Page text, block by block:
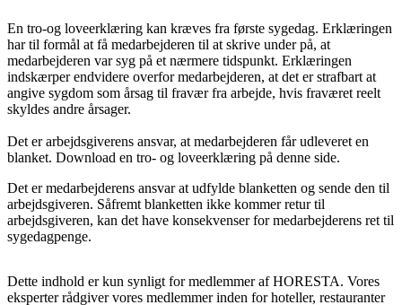
En tro-og loveerklæring kan kræves fra første sygedag. Erklæringen
har til formål at få medarbejderen til at skrive under på, at
medarbejderen var syg på et nærmere tidspunkt. Erklæringen
indskærper endvidere overfor medarbejderen, at det er strafbart at
angive sygdom som årsag til fravær fra arbejde, hvis fraværet reelt
skyldes andre årsager.
Det er arbejdsgiverens ansvar, at medarbejderen får udleveret en
blanket. Download en tro- og loveerklæring på denne side.
Det er medarbejderens ansvar at udfylde blanketten og sende den til
arbejdsgiveren. Såfremt blanketten ikke kommer retur til
arbejdsgiveren, kan det have konsekvenser for medarbejderens ret til
sygedagpenge.
Dette indhold er kun synligt for medlemmer af HORESTA. Vores
eksperter rådgiver vores medlemmer inden for hoteller, restauranter